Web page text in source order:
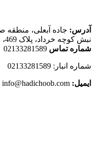
آدرس: جاده آبعلی،
نبش کوچه خرداد، پلاک 469، طبقه اول
شماره تماس 02133281589
شماره انبار: 02133281589
ایمیل: